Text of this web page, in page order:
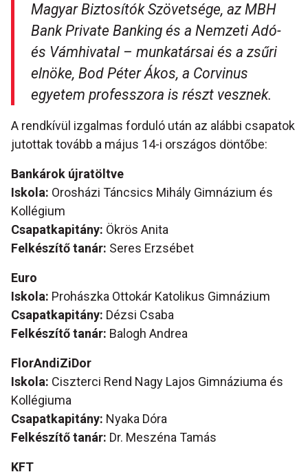
Magyar Biztosítók Szövetsége, az MBH
Bank Private Banking és a Nemzeti Adó-
és Vámhivatal – munkatársai és a zsűri
elnöke, Bod Péter Ákos, a Corvinus
egyetem professzora is részt vesznek.
A rendkívül izgalmas forduló után az alábbi csapatok
jutottak tovább a május 14-i országos döntőbe:
Bankárok újratöltve
Iskola: Orosházi Táncsics Mihály Gimnázium és
Kollégium
Csapatkapitány: Ökrös Anita
Felkészítő tanár: Seres Erzsébet
Euro
Iskola: Prohászka Ottokár Katolikus Gimnázium
Csapatkapitány: Dézsi Csaba
Felkészítő tanár: Balogh Andrea
FlorAndiZiDor
Iskola: Ciszterci Rend Nagy Lajos Gimnáziuma és
Kollégiuma
Csapatkapitány: Nyaka Dóra
Felkészítő tanár: Dr. Meszéna Tamás
KFT